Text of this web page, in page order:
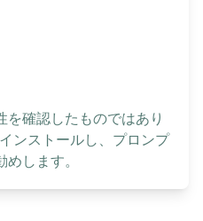
確認したものではあり
ンストールし、プロンプ
します。